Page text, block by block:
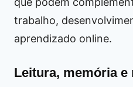
trabalho,
aprendizado online.
Leitura, memória